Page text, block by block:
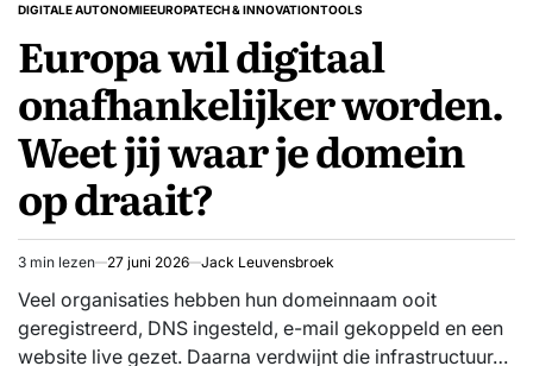
GEPLAATST
DIGITALE AUTONOMIEEUROPATECH & INNOVATIONTOOLS
Europa wil digitaal
onafhankelijker worden.
Weet jij waar je domein
op draait?
Geschatte
leestijd
3 min lezen 27 juni 2026 Jack Leuvensbroek
Veel organisaties hebben hun domeinnaam ooit
geregistreerd, DNS ingesteld, e-mail gekoppeld en een
website live gezet. Daarna verdwijnt die infrastructuur…